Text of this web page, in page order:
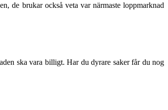
de brukar också veta var närmaste loppmarknad
ska vara billigt. Har du dyrare saker får du nog